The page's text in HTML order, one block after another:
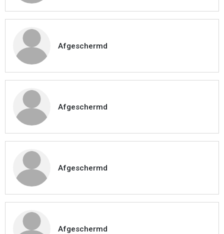
Afgeschermd
Afgeschermd
Afgeschermd
Afgeschermd